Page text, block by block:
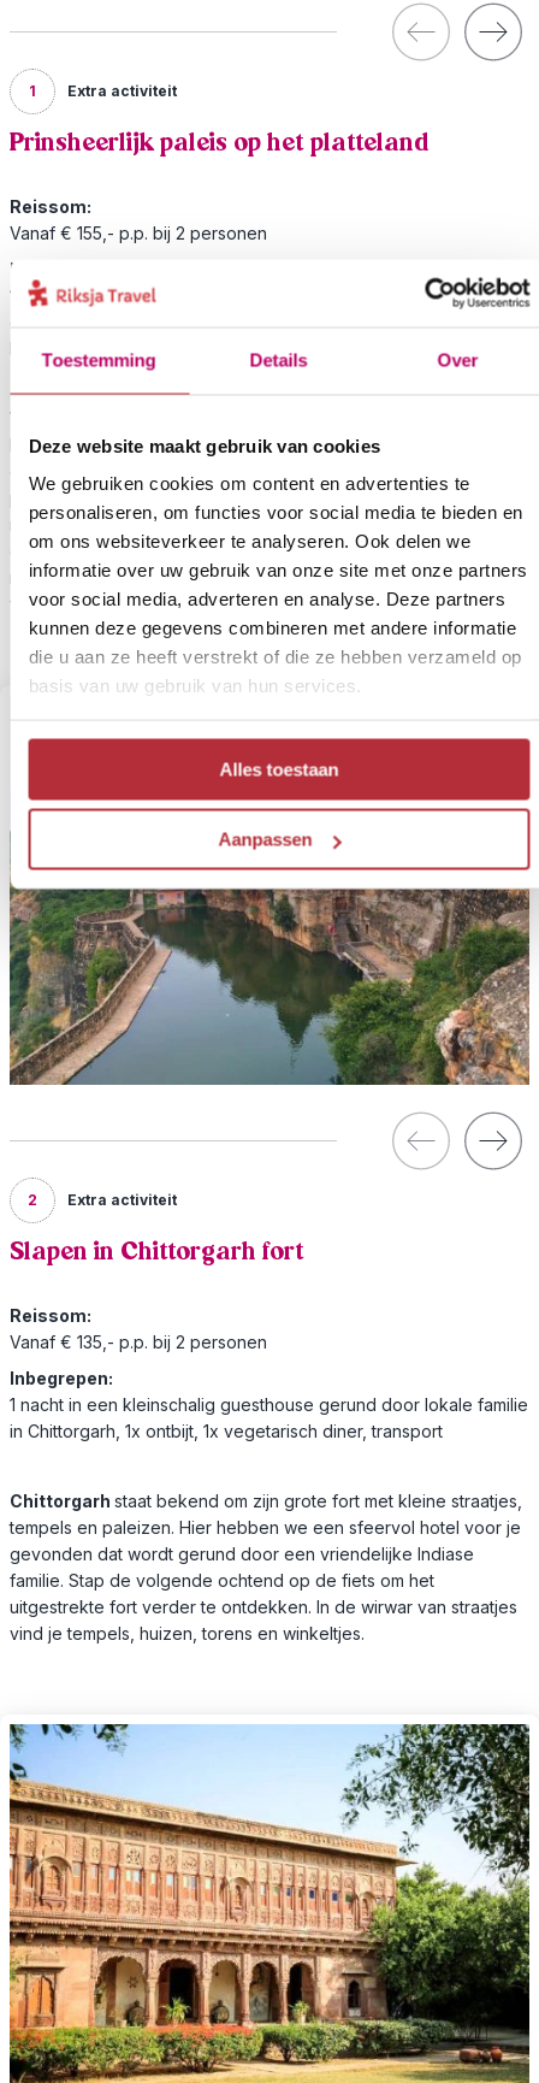
Toestemming Details Over
Deze website maakt gebruik van cookies
We gebruiken cookies om content en advertenties te
personaliseren, om functies voor social media te bieden en
om ons websiteverkeer te analyseren. Ook delen we
informatie over uw gebruik van onze site met onze partners
voor social media, adverteren en analyse. Deze partners
kunnen deze gegevens combineren met andere informatie
die u aan ze heeft verstrekt of die ze hebben verzameld op
basis van uw gebruik van hun services.
Alles toestaan
Aanpassen
1 Extra activiteit
Prinsheerlijk paleis op het platteland
Reissom:
Vanaf € 155,- p.p. bij 2 personen
Inbegrepen:
1 nacht in een paleis in Deogarh mit ontbijt, transport,
heuvellandschap
Waan je voor één nachten prins of prinses en slaap in dit mooie
Maharadja paleis. Je verruilt de drukke steden voor even met
per trein uit de jaren ’30. Onderweg zie je dromerige dorpjes
met ossenkarren en kamelen. Tijd om te ontspannen. Neem een
duik in het zwembad, drink een drankje op de binnenplaats of
neem een massage. Het is niet goedkoop maar het is wel waard
voor een bijzondere overnachting in een echt paleis.
2 Extra activiteit
Slapen in Chittorgarh fort
Reissom:
Vanaf € 135,- p.p. bij 2 personen
Inbegrepen:
1 nacht in een kleinschalig guesthouse gerund door lokale familie
in Chittorgarh, 1x ontbijt, 1x vegetarisch diner, transport
Chittorgarh staat bekend om zijn grote fort met kleine straatjes,
tempels en paleizen. Hier hebben we een sfeervol hotel voor je
gevonden dat wordt gerund door een vriendelijke Indiase
familie. Stap de volgende ochtend op de fiets om het
uitgestrekte fort verder te ontdekken. In de wirwar van straatjes
vind je tempels, huizen, torens en winkeltjes.